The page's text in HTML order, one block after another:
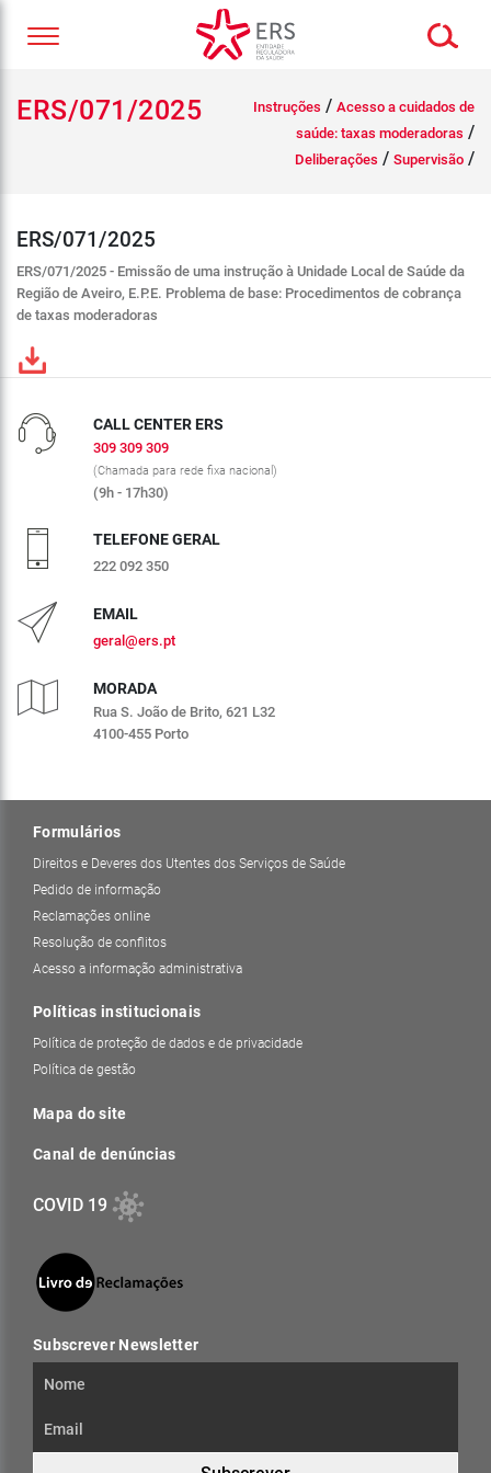
ERS/071/2025 Instruções / Acesso a cuidados de
saúde: taxas moderadoras /
Deliberações / Supervisão /
ERS/071/2025
ERS/071/2025 - Emissão de uma instrução à Unidade Local de Saúde da
Região de Aveiro, E.P.E. Problema de base: Procedimentos de cobrança
de taxas moderadoras
CALL CENTER ERS
309 309 309
(Chamada para rede fixa nacional)
(9h - 17h30)
TELEFONE GERAL
222 092 350
EMAIL
geral@ers.pt
MORADA
Rua S. João de Brito, 621 L32
4100-455 Porto
Formulários
Direitos e Deveres dos Utentes dos Serviços de Saúde
Pedido de informação
Reclamações online
Resolução de conflitos
Acesso a informação administrativa
Políticas institucionais
Política de proteção de dados e de privacidade
Política de gestão
Mapa do site
Canal de denúncias
COVID 19
Subscrever Newsletter